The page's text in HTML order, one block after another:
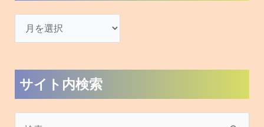
サイト内検索